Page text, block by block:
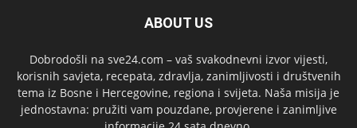
ABOUT US
Dobrodošli na sve24.com – vaš svakodnevni izvor vijesti,
korisnih savjeta, recepata, zdravlja, zanimljivosti i društvenih
tema iz Bosne i Hercegovine, regiona i svijeta. Naša misija je
jednostavna: pružiti vam pouzdane, provjerene i zanimljive